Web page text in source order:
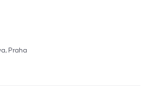
Praha